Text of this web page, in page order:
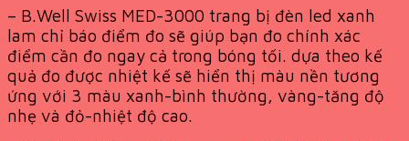
– B.Well Swiss MED-3000 trang bị đèn led xanh
lam chỉ báo điểm đo sẽ giúp bạn đo chính xác
điểm cần đo ngay cả trong bóng tối. dựa theo kế
quả đo được nhiệt kế sẽ hiển thị màu nền tương
ứng với 3 màu xanh-bình thường, vàng-tăng độ
nhẹ và đỏ-nhiệt độ cao.